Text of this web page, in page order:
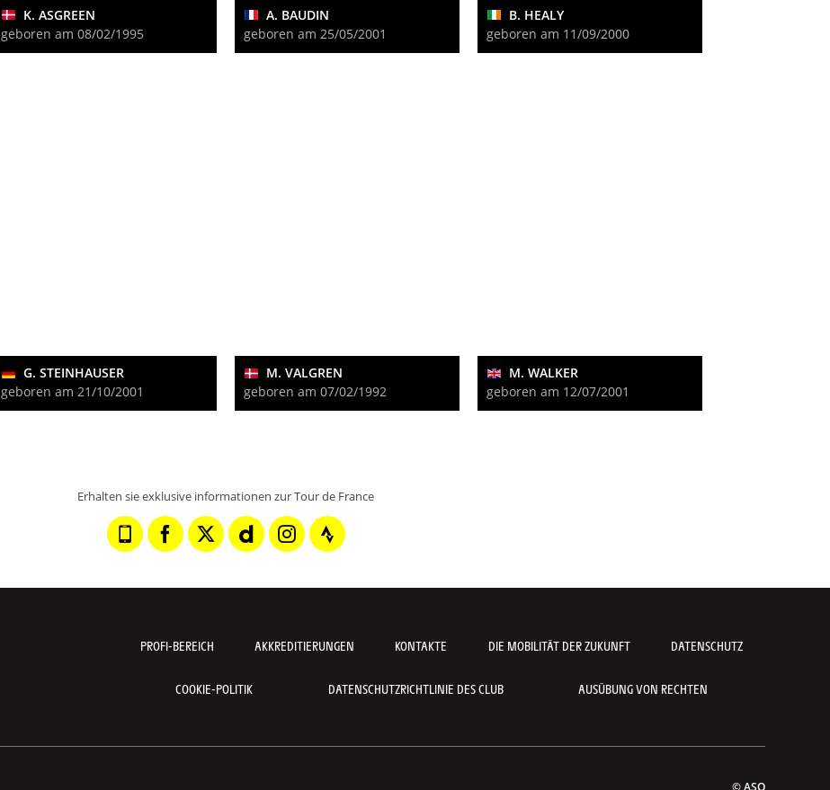
K. ASGREEN
geboren am 08/02/1995
A. BAUDIN
geboren am 25/05/2001
B. HEALY
geboren am 11/09/2000
G. STEINHAUSER
geboren am 21/10/2001
M. VALGREN
geboren am 07/02/1992
M. WALKER
geboren am 12/07/2001
Erhalten sie exklusive informationen zur Tour de France
PROFI-BEREICH AKKREDITIERUNGEN KONTAKTE DIE MOBILITÄT DER ZUKUNFT DATENSCHUTZ
COOKIE-POLITIK DATENSCHUTZRICHTLINIE DES CLUB AUSÜBUNG VON RECHTEN
© ASO